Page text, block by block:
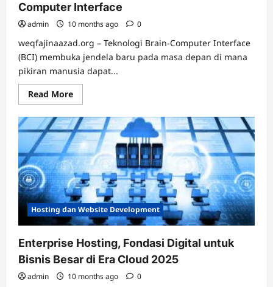
Computer Interface
admin 10 months ago 0
weqfajinaazad.org – Teknologi Brain-Computer Interface
(BCI) membuka jendela baru pada masa depan di mana
pikiran manusia dapat...
Read MoreRead
more
Menembus
Batas
dengan
Teknologi
Brain-
Computer
Interface
Hosting dan Website Development
Enterprise Hosting, Fondasi Digital untuk
Bisnis Besar di Era Cloud 2025
admin 10 months ago 0